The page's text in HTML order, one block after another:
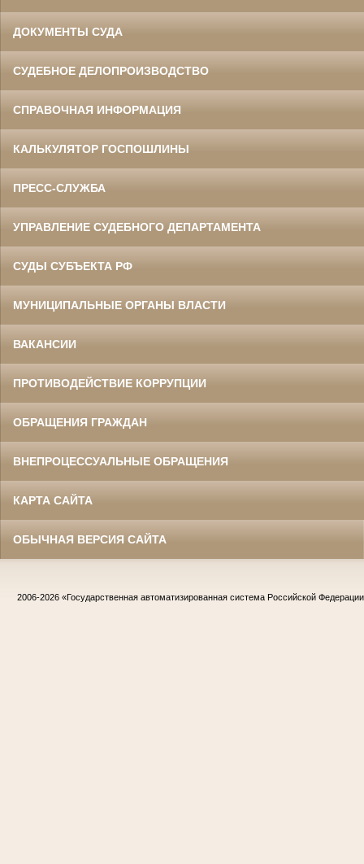
ДОКУМЕНТЫ СУДА
СУДЕБНОЕ ДЕЛОПРОИЗВОДСТВО
СПРАВОЧНАЯ ИНФОРМАЦИЯ
КАЛЬКУЛЯТОР ГОСПОШЛИНЫ
ПРЕСС-СЛУЖБА
УПРАВЛЕНИЕ СУДЕБНОГО ДЕПАРТАМЕНТА
СУДЫ СУБЪЕКТА РФ
МУНИЦИПАЛЬНЫЕ ОРГАНЫ ВЛАСТИ
ВАКАНСИИ
ПРОТИВОДЕЙСТВИЕ КОРРУПЦИИ
ОБРАЩЕНИЯ ГРАЖДАН
ВНЕПРОЦЕССУАЛЬНЫЕ ОБРАЩЕНИЯ
КАРТА САЙТА
ОБЫЧНАЯ ВЕРСИЯ САЙТА
2006-2026 «Государственная автоматизированная система Российской